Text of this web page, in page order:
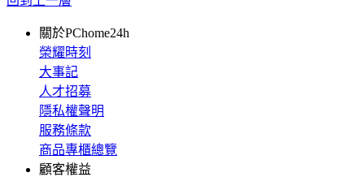
關於PChome24h
榮耀時刻
大事記
人才招募
隱私權聲明
服務條款
商品專櫃總覽
顧客權益